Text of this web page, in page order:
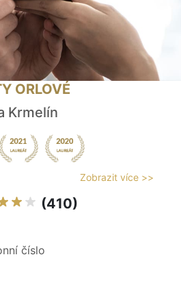
ORLOVÉ
Krmelín
Zobrazit více >>
(410)
číslo